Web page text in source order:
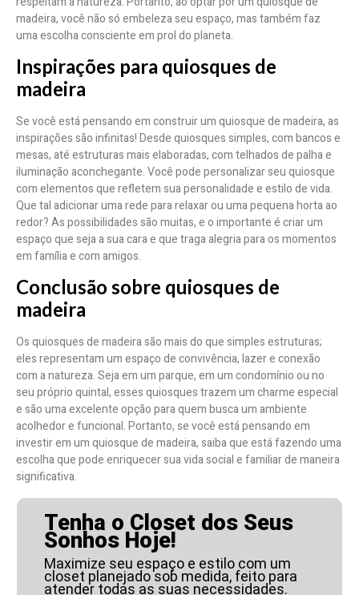
madeira, você não só embeleza seu espaço, mas também faz
uma escolha consciente em prol do planeta.
Inspirações para quiosques de
madeira
Se você está pensando em construir um quiosque de madeira, as
inspirações são infinitas! Desde quiosques simples, com bancos e
mesas, até estruturas mais elaboradas, com telhados de palha e
iluminação aconchegante. Você pode personalizar seu quiosque
com elementos que refletem sua personalidade e estilo de vida.
Que tal adicionar uma rede para relaxar ou uma pequena horta ao
redor? As possibilidades são muitas, e o importante é criar um
espaço que seja a sua cara e que traga alegria para os momentos
em família e com amigos.
Conclusão sobre quiosques de
madeira
Os quiosques de madeira são mais do que simples estruturas;
eles representam um espaço de convivência, lazer e conexão
com a natureza. Seja em um parque, em um condomínio ou no
seu próprio quintal, esses quiosques trazem um charme especial
e são uma excelente opção para quem busca um ambiente
acolhedor e funcional. Portanto, se você está pensando em
investir em um quiosque de madeira, saiba que está fazendo uma
escolha que pode enriquecer sua vida social e familiar de maneira
significativa.
Tenha o Closet dos Seus
Sonhos Hoje!
Maximize seu espaço e estilo com um
closet planejado sob medida, feito para
atender todas as suas necessidades.